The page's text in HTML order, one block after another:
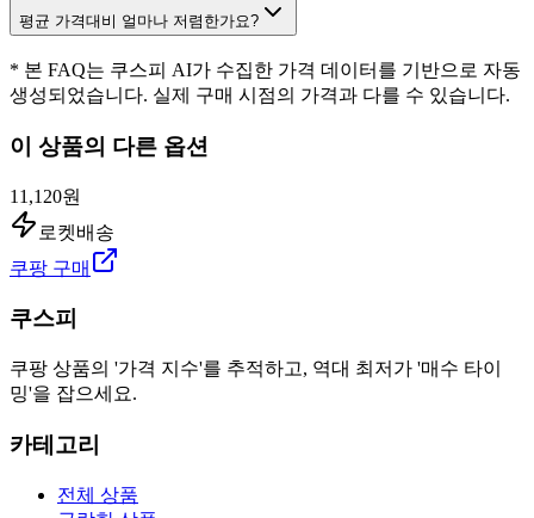
평균 가격대비 얼마나 저렴한가요?
* 본 FAQ는 쿠스피 AI가 수집한 가격 데이터를 기반으로 자동
생성되었습니다. 실제 구매 시점의 가격과 다를 수 있습니다.
이 상품의 다른 옵션
11,120원
로켓배송
쿠팡 구매
쿠스피
쿠팡 상품의 '가격 지수'를 추적하고, 역대 최저가 '매수 타이
밍'을 잡으세요.
카테고리
전체 상품